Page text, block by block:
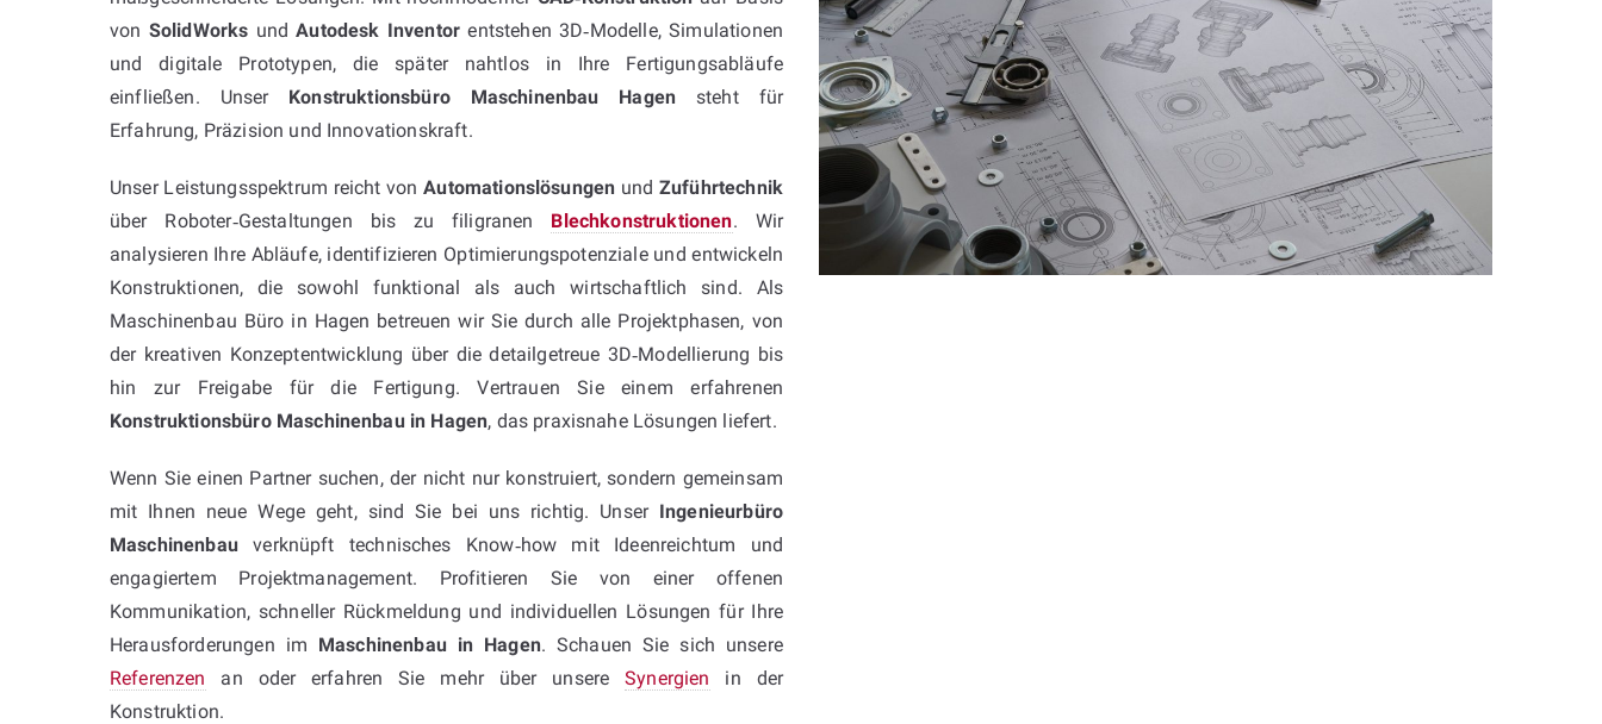
von SolidWorks undAutodesk Inventor entstehen 3D‑Modelle, Simulationen
und digitale Prototypen, die später nahtlos in Ihre Fertigungsabläufe
einfließen. Unser Konstruktionsbüro Maschinenbau Hagen steht für
Erfahrung, Präzision und Innovationskraft.
Unser Leistungsspektrum reicht vonAutomationslösungen und Zuführtechnik
über Roboter‑Gestaltungen bis zu filigranen Blechkonstruktionen. Wir
analysieren Ihre Abläufe, identifizieren Optimierungspotenziale und entwickeln
Konstruktionen, die sowohl funktional als auch wirtschaftlich sind. Als
Maschinenbau Büro in Hagen betreuen wir Sie durch alle Projektphasen, von
der kreativen Konzeptentwicklung über die detailgetreue 3D‑Modellierung bis
hin zur Freigabe für die Fertigung. Vertrauen Sie einem erfahrenen
Konstruktionsbüro Maschinenbau in Hagen, das praxisnahe Lösungen liefert.
Wenn Sie einen Partner suchen, der nicht nur konstruiert, sondern gemeinsam
mit Ihnen neue Wege geht, sind Sie bei uns richtig. Unser Ingenieurbüro
Maschinenbauverknüpft technisches Know‑how mit Ideenreichtum und
engagiertem Projektmanagement. Profitieren Sie von einer offenen
Kommunikation, schneller Rückmeldung und individuellen Lösungen für Ihre
Herausforderungen im Maschinenbau in Hagen. Schauen Sie sich unsere
Referenzen an oder erfahren Sie mehr über unsereSynergien in der
Konstruktion.